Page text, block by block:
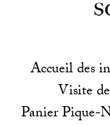
Accueil des
Visite
Panier Pique-